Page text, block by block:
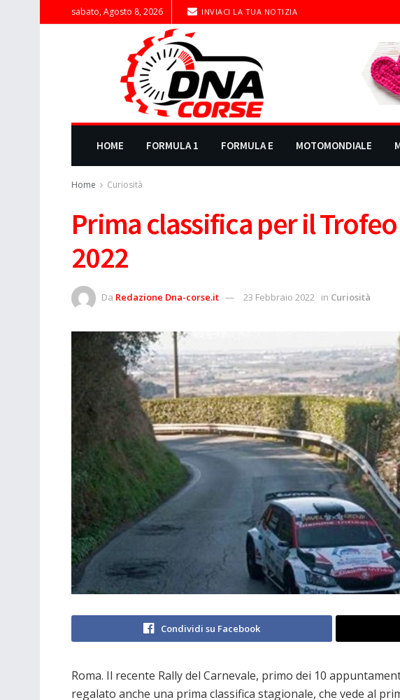
sabato, Agosto 8, 2026 INVIACI LA TUA NOTIZIA
HOME FORMULA 1 FORMULA E MOTOMONDIALE
Home Curiosità
Prima classifica per il
2022
Da Redazione Dna-corse.it 23 Febbraio 2022 in Curiosità
Condividi su Facebook
Roma. Il recente Rally del Carnevale, primo dei 10
regalato anche una prima classifica stagionale, che vede al